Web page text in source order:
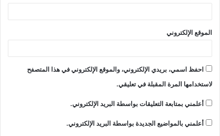
الموقع الإلكتروني
احفظ اسمي، بريدي الإلكتروني، والموقع الإلكتروني في هذا المتصفح
لاستخدامها المرة المقبلة في تعليقي.
أعلمني بمتابعة التعليقات بواسطة البريد الإلكتروني.
أعلمني بالمواضيع الجديدة بواسطة البريد الإلكتروني.